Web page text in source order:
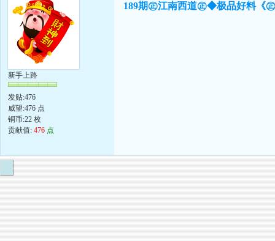
新手上路
发贴:476
威望:476 点
铜币:22 枚
贡献值: 476 点
189期㊣江南西道㊣◆极品好料《